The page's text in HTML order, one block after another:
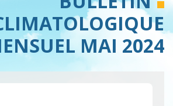
MAI 2024